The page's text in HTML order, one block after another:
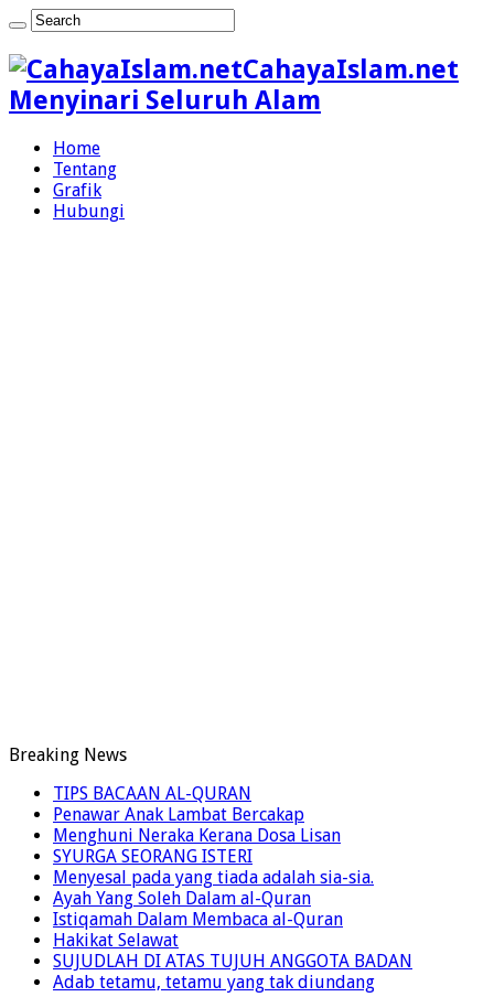
CahayaIslam.net
Menyinari Seluruh Alam
Home
Tentang
Grafik
Hubungi
Breaking News
TIPS BACAAN AL-QURAN
Penawar Anak Lambat Bercakap
Menghuni Neraka Kerana Dosa Lisan
SYURGA SEORANG ISTERI
Menyesal pada yang tiada adalah sia-sia.
Ayah Yang Soleh Dalam al-Quran
Istiqamah Dalam Membaca al-Quran
Hakikat Selawat
SUJUDLAH DI ATAS TUJUH ANGGOTA BADAN
Adab tetamu, tetamu yang tak diundang